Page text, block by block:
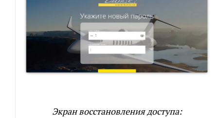
Экран восстановления доступа:
Телефон
Чтобы не беспокоить вас звонками, мы
напишем в мессенджер для выбора
к
вам